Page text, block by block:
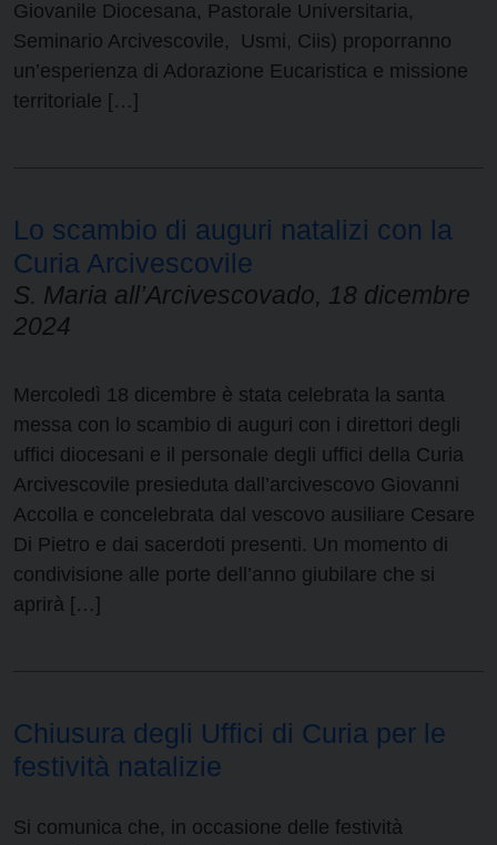
Giovanile Diocesana, Pastorale Universitaria,
Seminario Arcivescovile, Usmi, Ciis) proporranno
un’esperienza di Adorazione Eucaristica e missione
territoriale […]
Lo scambio di auguri natalizi con la
Curia Arcivescovile
S. Maria all’Arcivescovado, 18 dicembre
2024
Mercoledì 18 dicembre è stata celebrata la santa
messa con lo scambio di auguri con i direttori degli
uffici diocesani e il personale degli uffici della Curia
Arcivescovile presieduta dall’arcivescovo Giovanni
Accolla e concelebrata dal vescovo ausiliare Cesare
Di Pietro e dai sacerdoti presenti. Un momento di
condivisione alle porte dell’anno giubilare che si
aprirà […]
Chiusura degli Uffici di Curia per le
festività natalizie
Si comunica che, in occasione delle festività